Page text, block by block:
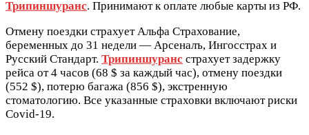
Трипиншуранс. Принимают к оплате любые карты из РФ.
Отмену поездки страхует Альфа Страхование,
беременных до 31 недели — Арсеналъ, Ингосстрах и
Русский Стандарт. Трипиншуранс страхует задержку
рейса от 4 часов (68 $ за каждый час), отмену поездки
(552 $), потерю багажа (856 $), экстренную
стоматологию. Все указанные страховки включают риски
Covid-19.